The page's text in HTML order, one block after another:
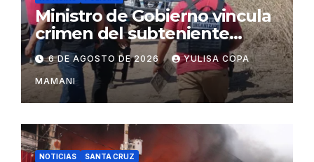
Ministro de Gobierno vincula
crimen del subteniente
Salazar con la red de
Sebastián Marset
6 DE AGOSTO DE 2026 YULISA COPA
MAMANI
NOTICIAS SANTA CRUZ